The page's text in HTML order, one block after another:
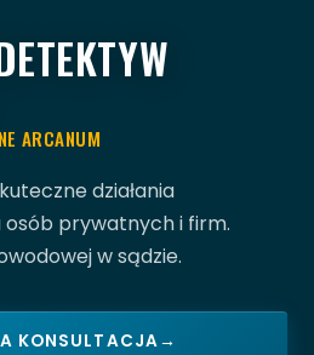
ARCANUM
działania
prywatnych i firm.
w sądzie.
KONSULTACJA→